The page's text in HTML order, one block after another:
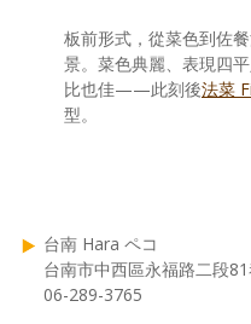
板前形式，從菜色到佐
景。菜色典麗、表現四
比也佳——此刻後法菜
型。
台南 Hara ペコ
台南市中西區永福路二段
06-289-3765